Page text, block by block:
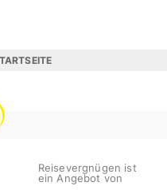
Reisevergnügen ist
ein Angebot von